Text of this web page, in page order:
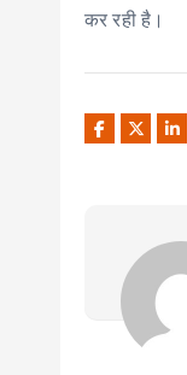
कर रही है।